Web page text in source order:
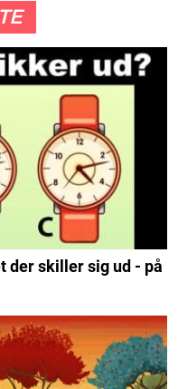
der skiller sig ud - på